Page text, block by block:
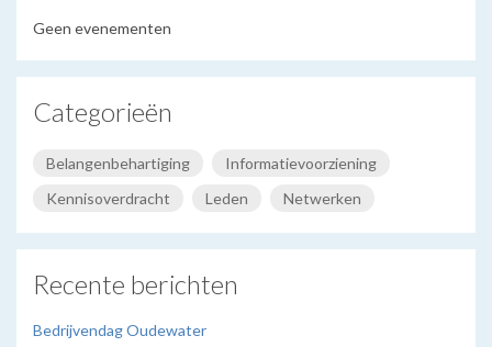
Geen evenementen
Categorieën
Belangenbehartiging
Informatievoorziening
Kennisoverdracht
Leden Netwerken
Recente berichten
Bedrijvendag Oudewater